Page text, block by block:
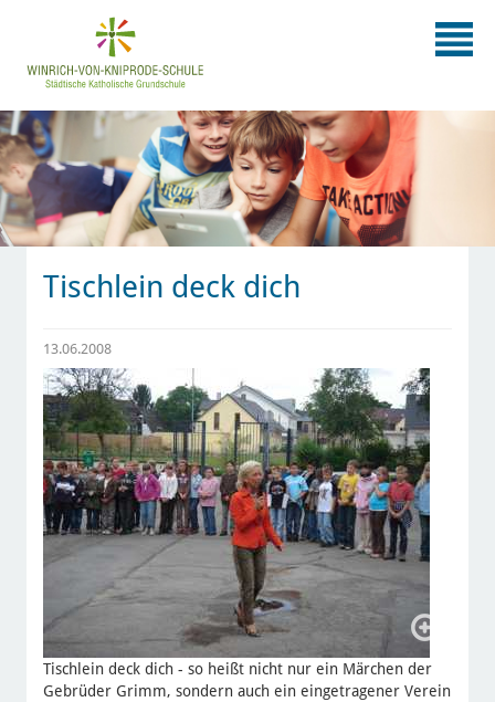
Tischlein deck dich
13.06.2008
Tischlein deck dich - so heißt nicht nur ein Märchen der
Gebrüder Grimm, sondern auch ein eingetragener Verein